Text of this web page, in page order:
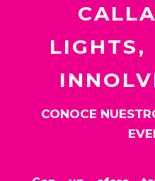
LIGHTS,
CONOCE